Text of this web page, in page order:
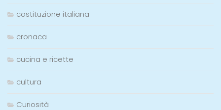
costituzione italiana
cronaca
cucina e ricette
cultura
Curiosità